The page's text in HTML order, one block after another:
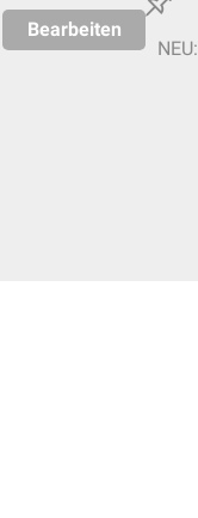
Bearbeiten